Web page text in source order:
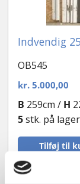
Indvendig
OB545
kr.5.000,00
Tilføj til
B 259cm / H
5stk. på lager